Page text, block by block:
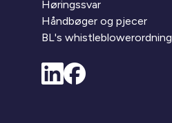
Høringssvar
Håndbøger og pjecer
BL's whistleblowerordning